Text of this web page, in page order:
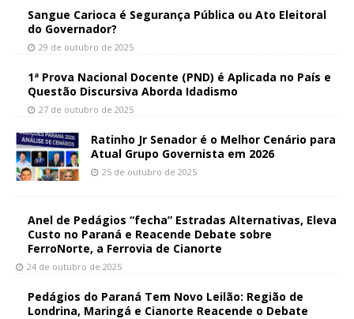
Sangue Carioca é Segurança Pública ou Ato Eleitoral
do Governador?
29 de outubro de 2025
1ª Prova Nacional Docente (PND) é Aplicada no País e
Questão Discursiva Aborda Idadismo
27 de outubro de 2025
Ratinho Jr Senador é o Melhor Cenário para
Atual Grupo Governista em 2026
25 de outubro de 2025
Anel de Pedágios “fecha” Estradas Alternativas, Eleva
Custo no Paraná e Reacende Debate sobre
FerroNorte, a Ferrovia de Cianorte
24 de outubro de 2025
Pedágios do Paraná Tem Novo Leilão: Região de
Londrina, Maringá e Cianorte Reacende o Debate